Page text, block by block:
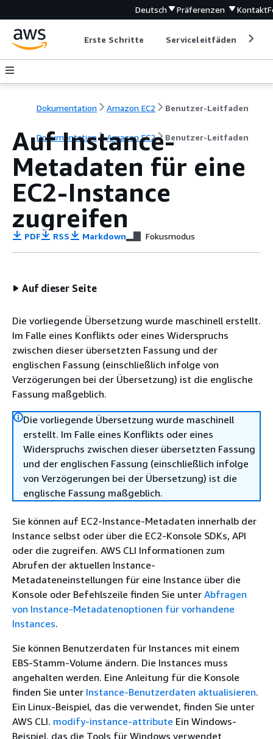
Deutsch Präferenzen Kontakt
Erste Schritte Serviceleitfäden
Dokumentation Amazon EC2 Benutzer-Leitfaden
Dokumentation Amazon EC2 Benutzer-Leitfaden
Auf Instance-
Metadaten für eine
EC2-Instance
zugreifen
PDF RSS Markdown Fokusmodus
Auf dieser Seite
Die vorliegende Übersetzung wurde maschinell erstellt.
Im Falle eines Konflikts oder eines Widerspruchs
zwischen dieser übersetzten Fassung und der
englischen Fassung (einschließlich infolge von
Verzögerungen bei der Übersetzung) ist die englische
Fassung maßgeblich.
Die vorliegende Übersetzung wurde maschinell
erstellt. Im Falle eines Konflikts oder eines
Widerspruchs zwischen dieser übersetzten Fassung
und der englischen Fassung (einschließlich infolge
von Verzögerungen bei der Übersetzung) ist die
englische Fassung maßgeblich.
Sie können auf EC2-Instance-Metadaten innerhalb der
Instance selbst oder über die EC2-Konsole SDKs, API
oder die zugreifen. AWS CLI Informationen zum
Abrufen der aktuellen Instance-
Metadateneinstellungen für eine Instance über die
Konsole oder Befehlszeile finden Sie unter Abfragen
von Instance-Metadatenoptionen für vorhandene
Instances.
Sie können Benutzerdaten für Instances mit einem
EBS-Stamm-Volume ändern. Die Instances muss
angehalten werden. Eine Anleitung für die Konsole
finden Sie unter Instance-Benutzerdaten aktualisieren.
Ein Linux-Beispiel, das die verwendet, finden Sie unter
AWS CLI. modify-instance-attribute Ein Windows-
Beispiel, das die Tools für Windows verwendet